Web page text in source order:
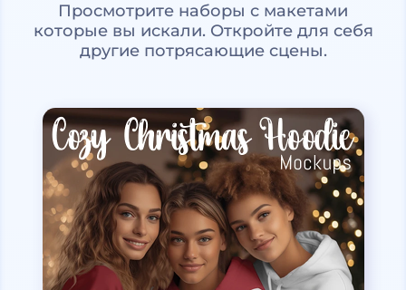
Просмотрите наборы с макетами
которые вы искали. Откройте для себя
другие потрясающие сцены.